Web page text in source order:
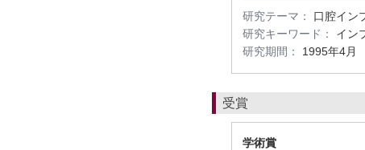
研究テーマ：
口腔イン
研究キーワード：
イン
研究期間：
1995年4月
受賞
学術賞